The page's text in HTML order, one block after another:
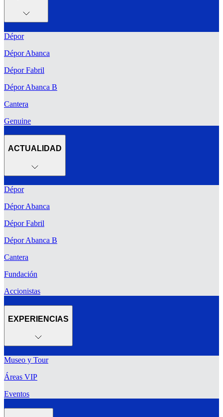
Dépor
Dépor Abanca
Dépor Fabril
Dépor Abanca B
Cantera
Genuine
ACTUALIDAD
Dépor
Dépor Abanca
Dépor Fabril
Dépor Abanca B
Cantera
Fundación
Accionistas
EXPERIENCIAS
Museo y Tour
Áreas VIP
Eventos